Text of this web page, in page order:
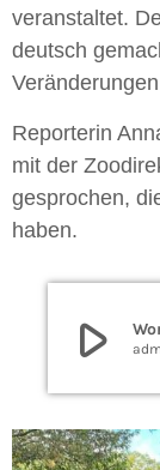
veranstaltet.
deutsch
Reporterin
mit der
gesprochen,
haben.
play_arrow